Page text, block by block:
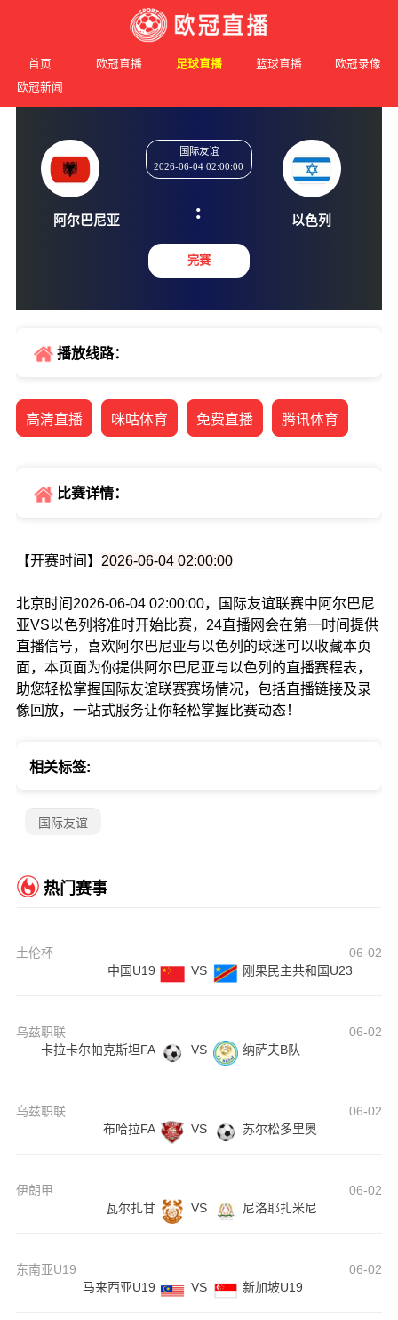
首页 欧冠直播 足球直播 篮球直播
欧冠录像
欧冠新闻
:
播放线路：
高清直播 咪咕体育 免费直播 腾讯体育
比赛详情：
【开赛时间】 2026-06-04 02:00:00
北京时间2026-06-04 02:00:00，国际友谊联赛中阿尔巴尼
亚VS以色列将准时开始比赛，24直播网会在第一时间提供
直播信号，喜欢阿尔巴尼亚与以色列的球迷可以收藏本页
面，本页面为你提供阿尔巴尼亚与以色列的直播赛程表，
助您轻松掌握国际友谊联赛赛场情况，包括直播链接及录
像回放，一站式服务让你轻松掌握比赛动态！
相关标签:
国际友谊
热门赛事
土伦杯
06-02
中国U19
VS 刚果民主共和国U23
乌兹职联
06-02
卡拉卡尔帕克斯坦FA
VS 纳萨夫B队
乌兹职联
06-02
布哈拉FA
VS 苏尔松多里奥
伊朗甲
06-02
瓦尔扎甘
VS 尼洛耶扎米尼
东南亚U19
06-02
马来西亚U19
VS 新加坡U19